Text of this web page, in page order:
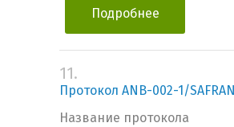
Подробнее
11.
Протокол ANB-002-1/SAFRAN
Название протокола